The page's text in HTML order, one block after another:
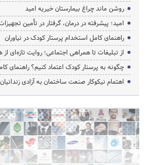
روشن ماند چراغ بیمارستان خیریه امید
امید؛ پیشرفته در درمان، گرفتار در تأمین
راهنمای کامل استخدام پرستار کودک در نیاوران
از تبلیغات تا همراهی اجتماعی؛ روایت
چگونه به پرستار کودک اعتماد کنیم؟ راهنمای
اهتمام نیکوکار صنعت ساختمان به آزادی